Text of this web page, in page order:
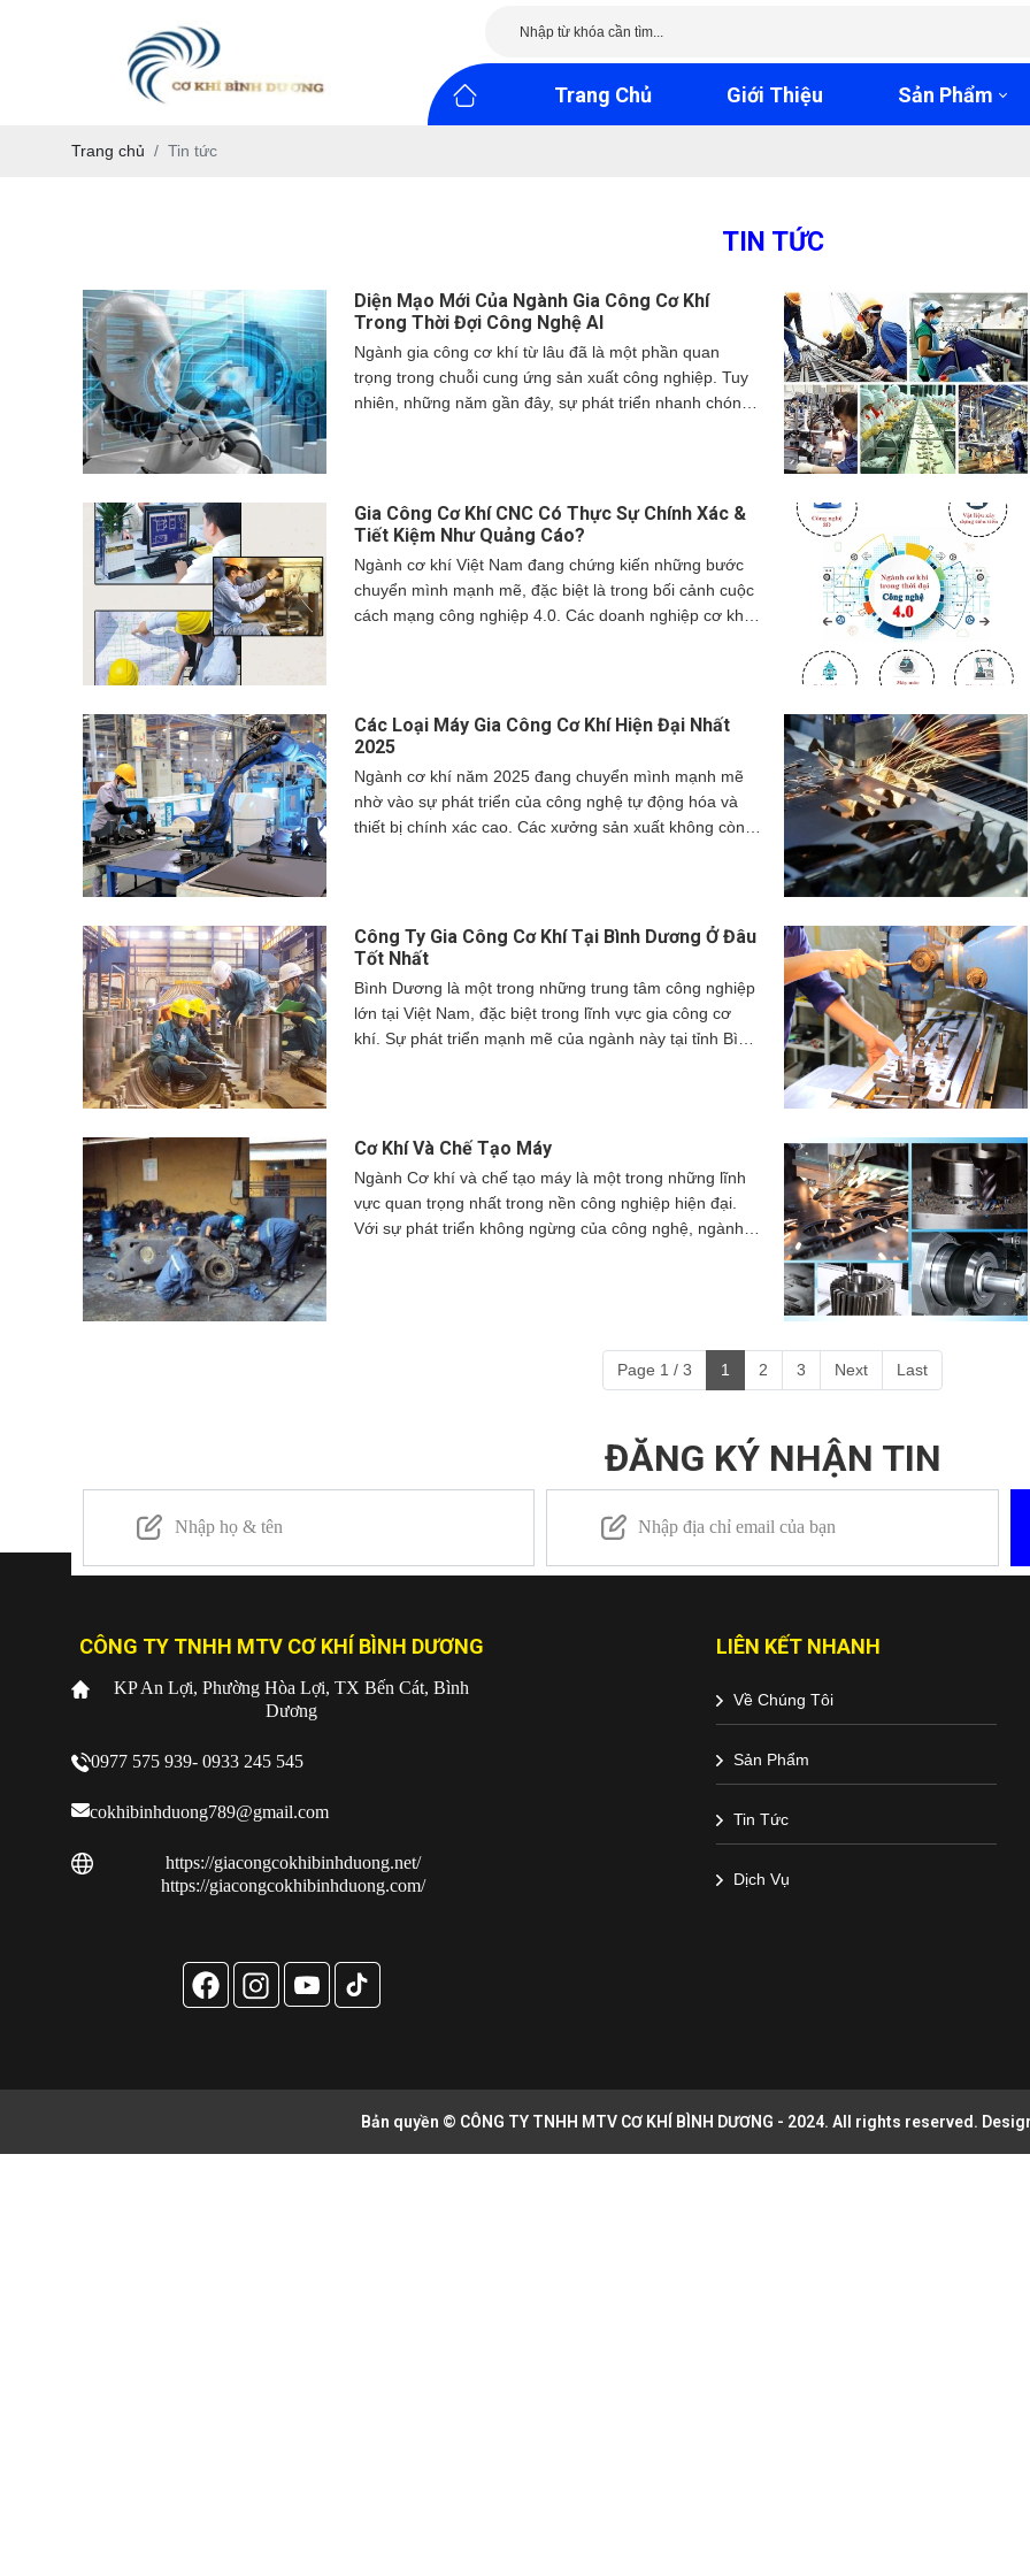
Trang Chủ Giới Thiệu Sản Phẩm
Trang chủ Tin tức
TIN TỨC
Diện Mạo Mới Của Ngành Gia Công Cơ Khí
Trong Thời Đợi Công Nghệ AI
Ngành gia công cơ khí từ lâu đã là một phần quan
trọng trong chuỗi cung ứng sản xuất công nghiệp. Tuy
nhiên, những năm gần đây, sự phát triển nhanh chóng
nâng cao độ chính xác, giảm thiểu lỗi và tối ưu hóa chi
phí sản xuất. Bài viết sẽ phân tích chi tiết về sự chuyển
mình của ngành gia công cơ khí trong thời đại công
nghệ AI, những ứng dụng thực tế, lợi ích cũng như
thách thức mà ngành phải đối mặt.
Gia Công Cơ Khí CNC Có Thực Sự Chính Xác &
Tiết Kiệm Như Quảng Cáo?
Ngành cơ khí Việt Nam đang chứng kiến những bước
chuyển mình mạnh mẽ, đặc biệt là trong bối cảnh cuộc
cách mạng công nghiệp 4.0. Các doanh nghiệp cơ khí
thực sự chính xác và tiết kiệm như những lời quảng
cáo? Bài viết này sẽ đi sâu vào phân tích các xu hướng
hiện tại của ngành cơ khí, đặc biệt là vai trò của công
nghệ CNC, đồng thời đánh giá khách quan về những
ưu điểm và thách thức mà nó mang lại.
Các Loại Máy Gia Công Cơ Khí Hiện Đại Nhất
2025
Ngành cơ khí năm 2025 đang chuyển mình mạnh mẽ
nhờ vào sự phát triển của công nghệ tự động hóa và
thiết bị chính xác cao. Các xưởng sản xuất không còn
thống đo lường 3D kiểm soát chất lượng. Việc cập nhật
và ứng dụng các dòng máy tiên tiến không chỉ giúp
nâng cao năng suất, giảm chi phí vận hành mà còn
đảm bảo chất lượng sản phẩm đạt chuẩn quốc tế.
Trong bài viết này, chúng tôi sẽ giới thiệu top các loại
Công Ty Gia Công Cơ Khí Tại Bình Dương Ở Đâu
Tốt Nhất
Bình Dương là một trong những trung tâm công nghiệp
lớn tại Việt Nam, đặc biệt trong lĩnh vực gia công cơ
khí. Sự phát triển mạnh mẽ của ngành này tại tỉnh Bình
hiểu về các công ty gia công cơ khí tại Bình Dương, lợi
cần xem xét khi chọn đơn vị gia công.
Cơ Khí Và Chế Tạo Máy
Ngành Cơ khí và chế tạo máy là một trong những lĩnh
vực quan trọng nhất trong nền công nghiệp hiện đại.
Với sự phát triển không ngừng của công nghệ, ngành
và chế tạo máy, bao gồm phạm vi hoạt động, quá trình
chế tạo, vai trò của kỹ sư, cơ hội việc làm và tầm quan
Page 1 / 3 1 2 3 Next Last
ĐĂNG KÝ NHẬN TIN
CÔNG TY TNHH MTV CƠ KHÍ BÌNH DƯƠNG
KP An Lợi, Phường Hòa Lợi, TX Bến Cát, Bình
Dương
0977 575 939- 0933 245 545
cokhibinhduong789@gmail.com
https://giacongcokhibinhduong.net/
https://giacongcokhibinhduong.com/
LIÊN KẾT NHANH
Về Chúng Tôi
Sản Phẩm
Tin Tức
Dịch Vụ
Bản quyền © CÔNG TY TNHH MTV CƠ KHÍ BÌNH DƯƠNG - 2024. All rights reserved.